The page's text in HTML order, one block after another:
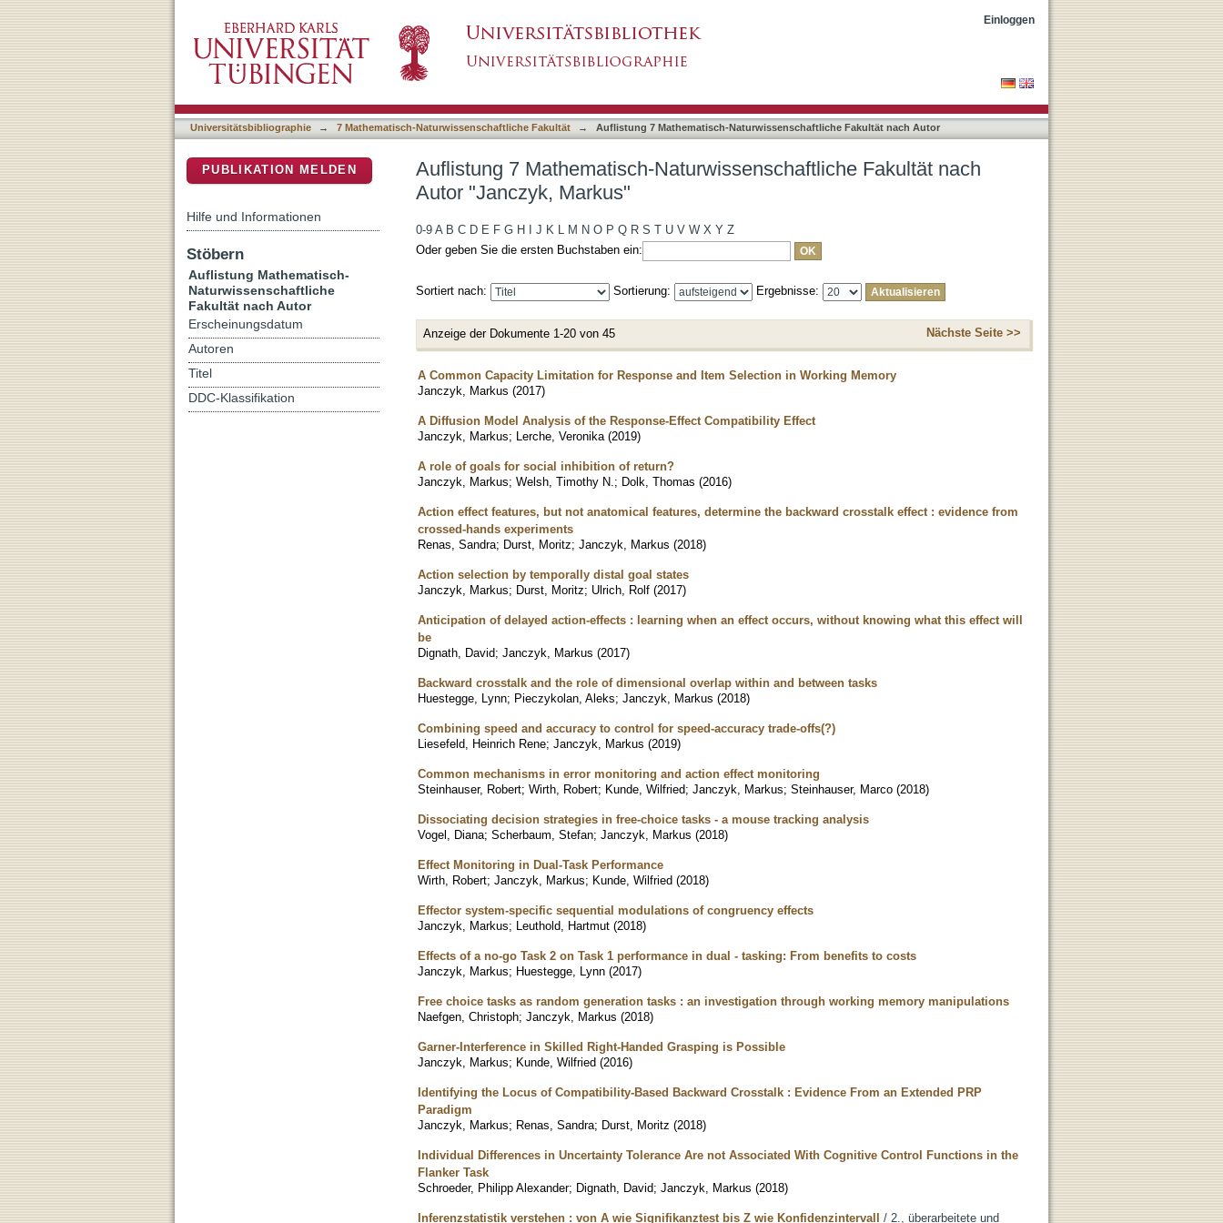
Einloggen
Universitätsbibliographie → 7 Mathematisch-Naturwissenschaftliche Fakultät → Auflistung 7 Mathematisch-Naturwissenschaftliche Fakultät nach Autor
Auflistung 7 Mathematisch-Naturwissenschaftliche Fakultät nach
Autor "Janczyk, Markus"
0-9 A B C D E F G H J K L M N O P Q R S T U V W X Y Z
Oder geben Sie die ersten Buchstaben ein:
Sortiert nach: Sortierung: Ergebnisse:
Anzeige der Dokumente 1-20 von 45 Nächste Seite >>
A Common Capacity Limitation for Response and Item Selection in Working Memory
Janczyk, Markus (2017)
A Diffusion Model Analysis of the Response-Effect Compatibility Effect
Janczyk, Markus; Lerche, Veronika (2019)
A role of goals for social inhibition of return?
Janczyk, Markus; Welsh, Timothy N. ; Dolk, Thomas (2016)
Action effect features, but not anatomical features, determine the backward crosstalk effect : evidence from
crossed-hands experiments
Renas, Sandra; Durst, Moritz; Janczyk, Markus (2018)
Action selection by temporally distal goal states
Janczyk, Markus; Durst, Moritz; Ulrich, Rolf (2017)
Anticipation of delayed action-effects : learning when an effect occurs, without knowing what this effect will
be
Dignath, David; Janczyk, Markus (2017)
Backward crosstalk and the role of dimensional overlap within and between tasks
Huestegge, Lynn; Pieczykolan, Aleks; Janczyk, Markus (2018)
Combining speed and accuracy to control for speed-accuracy trade-offs(?)
Liesefeld, Heinrich Rene; Janczyk, Markus (2019)
Common mechanisms in error monitoring and action effect monitoring
Steinhauser, Robert; Wirth, Robert; Kunde, Wilfried; Janczyk, Markus; Steinhauser, Marco (2018)
Dissociating decision strategies in free-choice tasks - a mouse tracking analysis
Vogel, Diana; Scherbaum, Stefan; Janczyk, Markus (2018)
Effect Monitoring in Dual-Task Performance
Wirth, Robert; Janczyk, Markus; Kunde, Wilfried (2018)
Effector system-specific sequential modulations of congruency effects
Janczyk, Markus; Leuthold, Hartmut (2018)
Effects of a no-go Task 2 on Task 1 performance in dual - tasking: From benefits to costs
Janczyk, Markus; Huestegge, Lynn (2017)
Free choice tasks as random generation tasks : an investigation through working memory manipulations
Naefgen, Christoph; Janczyk, Markus (2018)
Garner-Interference in Skilled Right-Handed Grasping is Possible
Janczyk, Markus; Kunde, Wilfried (2016)
Identifying the Locus of Compatibility-Based Backward Crosstalk : Evidence From an Extended PRP
Paradigm
Janczyk, Markus; Renas, Sandra; Durst, Moritz (2018)
Individual Differences in Uncertainty Tolerance Are not Associated With Cognitive Control Functions in the
Flanker Task
Schroeder, Philipp Alexander; Dignath, David; Janczyk, Markus (2018)
Inferenzstatistik verstehen : von A wie Signifikanztest bis Z wie Konfidenzintervall / 2., überarbeitete und
PUBLIKATION MELDEN
Hilfe und Informationen
Stöbern
Auflistung Mathematisch-
Naturwissenschaftliche
Fakultät nach Autor
Erscheinungsdatum
Autoren
Titel
DDC-Klassifikation